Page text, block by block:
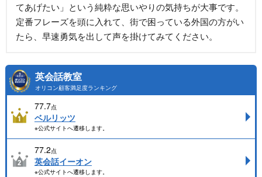
てあげたい」という純粋な思いやりの気持ちが大事です。
定番フレーズを頭に入れて、街で困っている外国の方がい
たら、早速勇気を出して声を掛けてみてください。
英会話教室
オリコン顧客満足度ランキング
77.7点
ベルリッツ
※公式サイトへ遷移します。
77.2点
英会話イーオン
※公式サイトへ遷移します。